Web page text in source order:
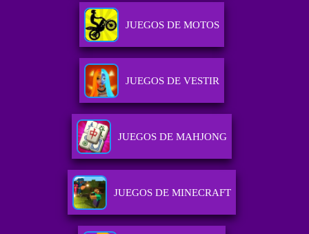
JUEGOS DE MOTOS
JUEGOS DE VESTIR
JUEGOS DE MAHJONG
JUEGOS DE MINECRAFT